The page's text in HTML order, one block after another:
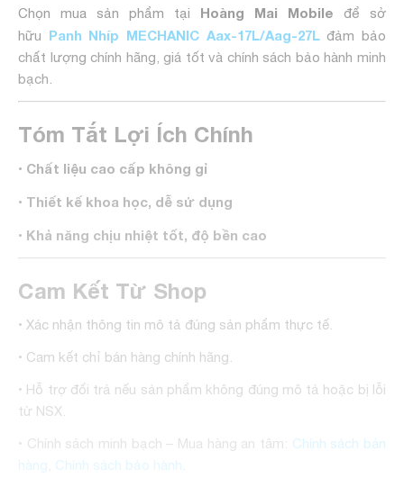
Chọn mua sản phẩm tại Hoàng Mai Mobile để sở
hữu Panh Nhíp MECHANIC Aax-17L/Aag-27Lđảm bảo
chất lượng chính hãng, giá tốt và chính sách bảo hành minh
bạch.
Tóm Tắt Lợi Ích Chính
• Chất liệu cao cấp không gỉ
• Thiết kế khoa học, dễ sử dụng
• Khả năng chịu nhiệt tốt, độ bền cao
Cam Kết Từ Shop
• Xác nhận thông tin mô tả đúng sản phẩm thực tế.
• Cam kết chỉ bán hàng chính hãng.
• Hỗ trợ đổi trả nếu sản phẩm không đúng mô tả hoặc bị lỗi
từ NSX.
• Chính sách minh bạch – Mua hàng an tâm: Chính sách bán
hàng Chính sách bảo hành